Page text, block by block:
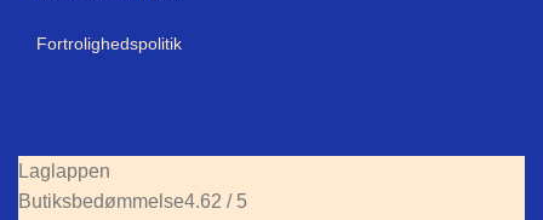
Fortrolighedspolitik
Laglappen
Butiksbedømmelse4.62 / 5